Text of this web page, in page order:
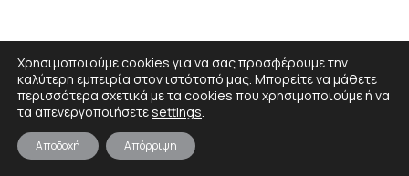
© 2026 Designed and Developed by MediaBox.
All rights
reserved.
Χρησιμοποιούμε cookies για να σας προσφέρουμε την
καλύτερη εμπειρία στον ιστότοπό μας. Μπορείτε να μάθετε
περισσότερα σχετικά με τα cookies που χρησιμοποιούμε ή να
τα απενεργοποιήσετεsettings.
Αποδοχή Απόρριψη